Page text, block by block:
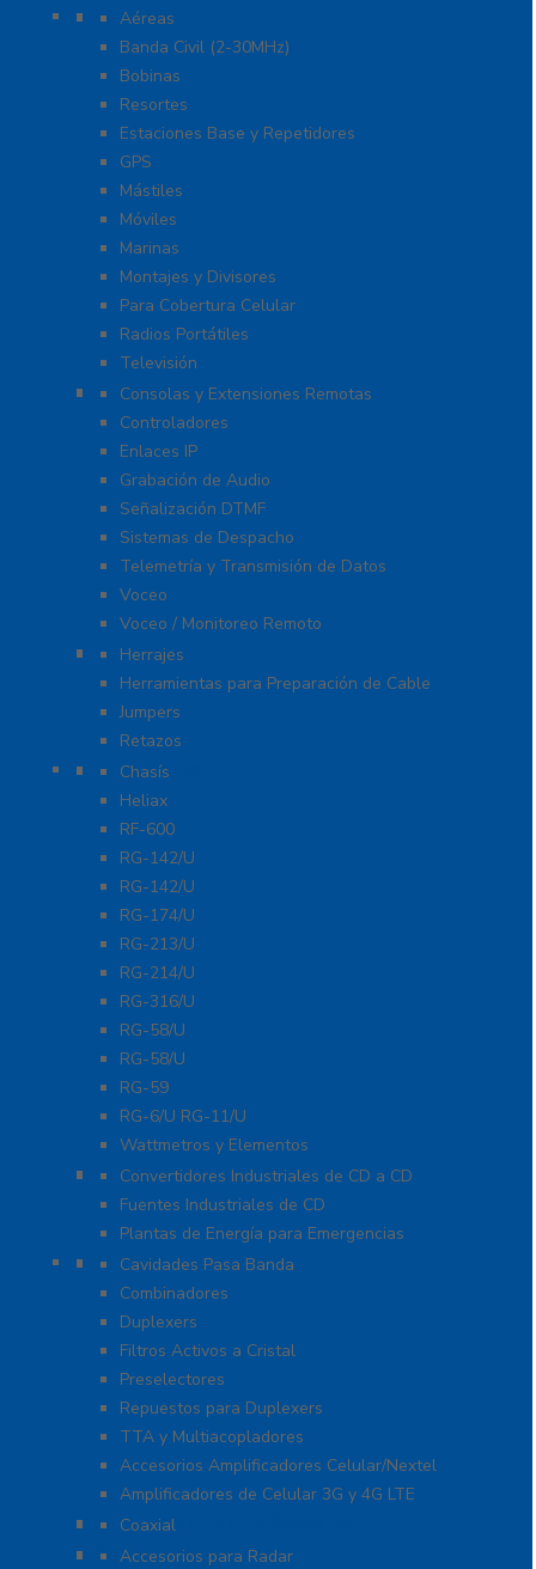
Antenas
Aéreas
Banda Civil (2-30MHz)
Bobinas
Resortes
Estaciones Base y Repetidores
GPS
Mástiles
Móviles
Marinas
Montajes y Divisores
Para Cobertura Celular
Radios Portátiles
Televisión
Aplicaciones y Soluciones
Consolas y Extensiones Remotas
Controladores
Enlaces IP
Grabación de Audio
Señalización DTMF
Sistemas de Despacho
Telemetría y Transmisión de Datos
Voceo
Voceo / Monitoreo Remoto
Cables
Herrajes
Herramientas para Preparación de Cable
Jumpers
Retazos
Conectores
Chasís
Heliax
RF-600
RG-142/U
RG-142/U
RG-174/U
RG-213/U
RG-214/U
RG-316/U
RG-58/U
RG-58/U
RG-59
RG-6/U RG-11/U
Wattmetros y Elementos
Energía
Convertidores Industriales de CD a CD
Fuentes Industriales de CD
Plantas de Energía para Emergencias
Filtros y Sistemas en RF
Cavidades Pasa Banda
Combinadores
Duplexers
Filtros Activos a Cristal
Preselectores
Repuestos para Duplexers
TTA y Multiacopladores
Accesorios Amplificadores Celular/Nextel
Amplificadores de Celular 3G y 4G LTE
Protección Contra Descarga
Coaxial
Soluciones Marinas
Accesorios para Radar